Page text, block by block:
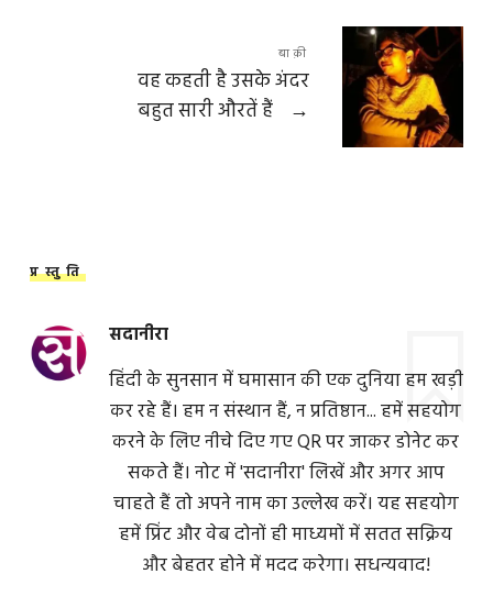
बाक़ी
वह कहती है उसके अंदर
बहुत सारी औरतें हैं
→
प्रस्तुति
सदानीरा
हिंदी के सुनसान में घमासान की एक दुनिया हम खड़ी
कर रहे हैं। हम न संस्थान हैं, न प्रतिष्ठान... हमें सहयोग
करने के लिए नीचे दिए गए QR पर जाकर डोनेट कर
सकते हैं। नोट में 'सदानीरा' लिखें और अगर आप
चाहते हैं तो अपने नाम का उल्लेख करें। यह सहयोग
हमें प्रिंट और वेब दोनों ही माध्यमों में सतत सक्रिय
और बेहतर होने में मदद करेगा। सधन्यवाद!